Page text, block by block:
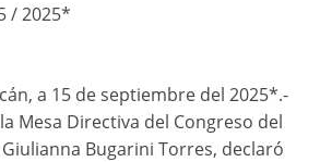
/ 2025*
a 15 de septiembre del 2025*.-
Mesa Directiva del Congreso del
Bugarini Torres, declaró